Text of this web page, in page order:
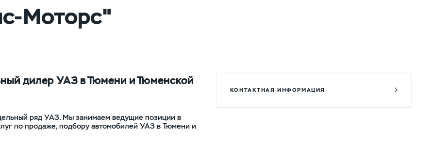
Моторс"
дилер УАЗ в Тюмени и Тюменской
ряд УАЗ. Мы занимаем ведущие позиции в
по продаже, подбору автомобилей УАЗ в Тюмени и
КОНТАКТНАЯ ИНФОРМАЦИЯ